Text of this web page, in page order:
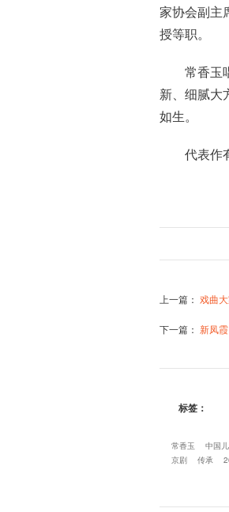
家协会副主
授等职。
常香玉
新、细腻大
如生。
代表作
上一篇 ： 戏曲
下一篇 ： 新凤霞
标签：
常香玉 中国
京剧
传承